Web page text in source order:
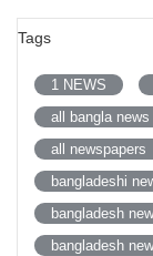
Tags
1 NEWS
all bangla news
all newspapers
bangladeshi
bangladesh
bangladesh